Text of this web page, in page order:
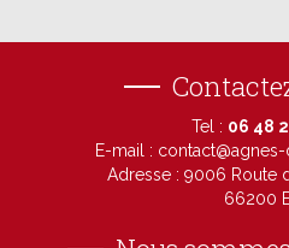
Tel : 06 48
E-mail :
Adresse : 9006 Route
66200